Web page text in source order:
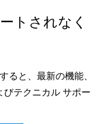
トされなく
と、最新の機能、
テクニカル サポー